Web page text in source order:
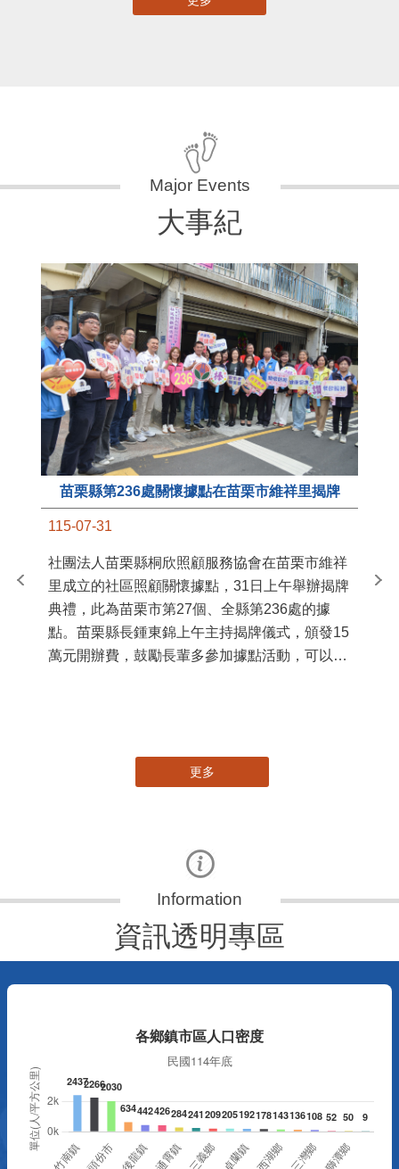
大事紀
苗栗縣第236處關懷據點在苗栗市維祥里揭牌
115-07-31
社團法人苗栗縣桐欣照顧服務協會在苗栗市維祥
里成立的社區照顧關懷據點，31日上午舉辦揭牌
典禮，此為苗栗市第27個、全縣第236處的據
點。苗栗縣長鍾東錦上午主持揭牌儀式，頒發15
萬元開辦費，鼓勵長輩多參加據點活動，可以更
苗
更多
資訊透明專區